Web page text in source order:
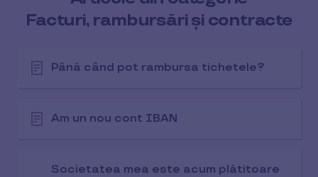
Facturi, rambursări și contracte
Până când pot rambursa tichetele?
Am un nou cont IBAN
Societatea mea este acum plătitoare